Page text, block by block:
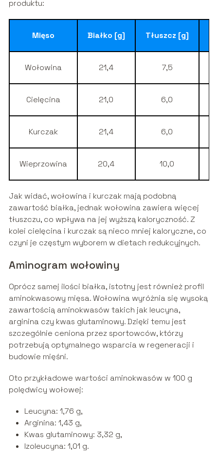
produktu:
Mięso Białko [g] Tłuszcz [g]
Wołowina 21,4 7,5
Cielęcina 21,0 6,0
Kurczak 21,4 6,0
Wieprzowina 20,4 10,0
Jak widać, wołowina i kurczak mają podobną
zawartość białka, jednak wołowina zawiera więcej
tłuszczu, co wpływa na jej wyższą kaloryczność. Z
kolei cielęcina i kurczak są nieco mniej kaloryczne, co
czyni je częstym wyborem w dietach redukcyjnych.
Aminogram wołowiny
Oprócz samej ilości białka, istotny jest również profil
aminokwasowy mięsa. Wołowina wyróżnia się wysoką
zawartością aminokwasów takich jak leucyna,
arginina czy kwas glutaminowy. Dzięki temu jest
szczególnie ceniona przez sportowców, którzy
potrzebują optymalnego wsparcia w regeneracji i
budowie mięśni.
Oto przykładowe wartości aminokwasów w 100 g
polędwicy wołowej:
Leucyna: 1,76 g,
Arginina: 1,43 g,
Kwas glutaminowy: 3,32 g,
Izoleucyna: 1,01 g.